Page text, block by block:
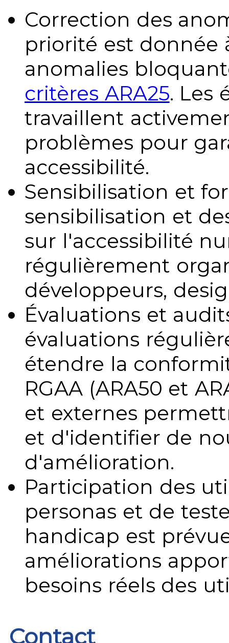
Correction des
priorité est donnée
anomalies
critères ARA25. Les
travaillent
problèmes pour
accessibilité.
Sensibilisation et
sensibilisation et
sur l'accessibilité
régulièrement
développeurs,
Évaluations et
évaluations
étendre la
RGAA (ARA50 et
et externes
et d'identifier de
d'amélioration.
Participation des
personas et de
handicap est
améliorations
besoins réels des
Contact